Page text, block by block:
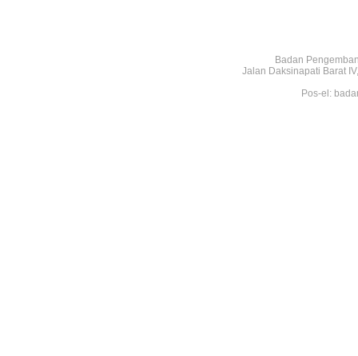
Badan
Jalan Daksinapati Barat
Pos-el: